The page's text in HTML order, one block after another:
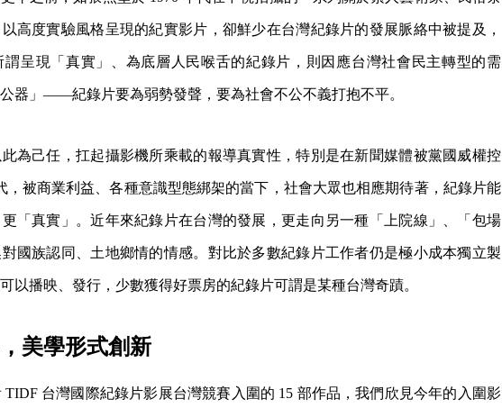
高度實驗風格呈現的紀實影片，卻鮮少在台灣紀錄片的發展脈絡中被提及，
呈現「真實」、為底層人民喉舌的紀錄片，則因應台灣社會民主轉型的需
器」——紀錄片要為弱勢發聲，要為社會不公不義打抱不平。
為己任，扛起攝影機所乘載的報導真實性，特別是在新聞媒體被黨國威權控
，被商業利益、各種意識型態綁架的當下，社會大眾也相應期待著，紀錄片能
「真實」。近年來紀錄片在台灣的發展，更走向另一種「上院線」、「包場
國族認同、土地鄉情的情感。對比於多數紀錄片工作者仍是極小成本獨立製
以播映、發行，少數獲得好票房的紀錄片可謂是某種台灣奇蹟。
美學形式創新
台灣國際紀錄片影展台灣競賽入圍的 15 部作品，我們欣見今年的入圍影